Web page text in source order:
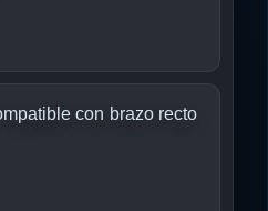
con brazo recto